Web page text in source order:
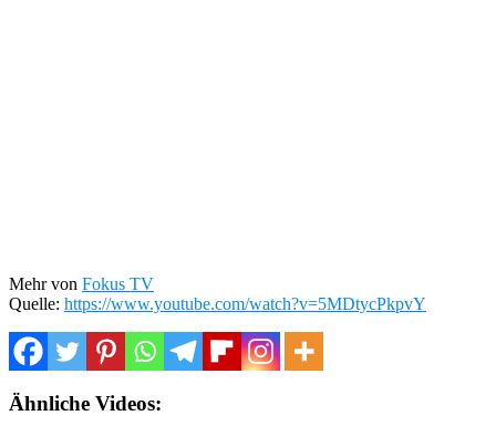
Mehr von Fokus TV
Quelle: https://www.youtube.com/watch?v=5MDtycPkpvY
Ähnliche Videos: